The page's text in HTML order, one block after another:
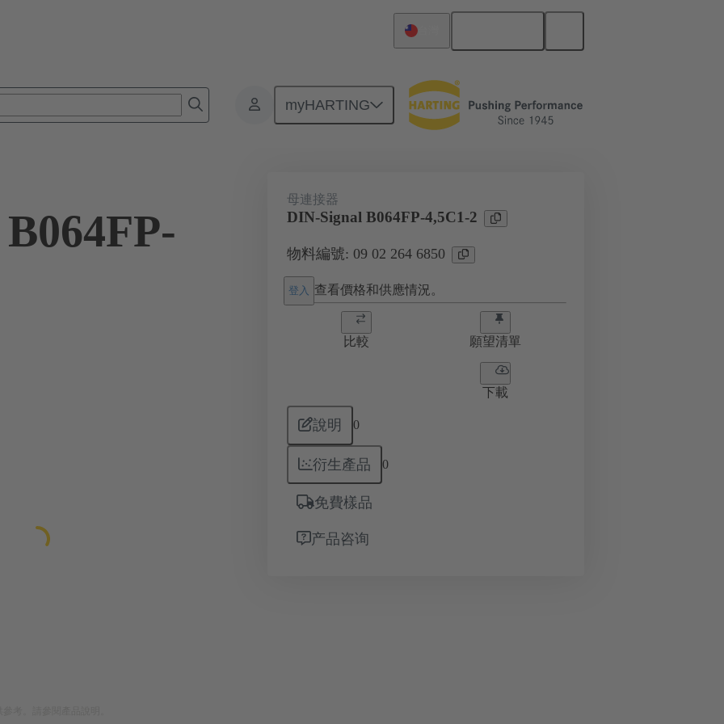
myHARTING
主機板到子插件板連接 09 02 264 6850
母連接器
DIN-Signal B064FP-4,5C1-2
物料編號: 09 02 264 6850
登入 查看價格和供應情況。
比較 願望清單
下載
說明 0
衍生產品 0
免費樣品
产品咨询